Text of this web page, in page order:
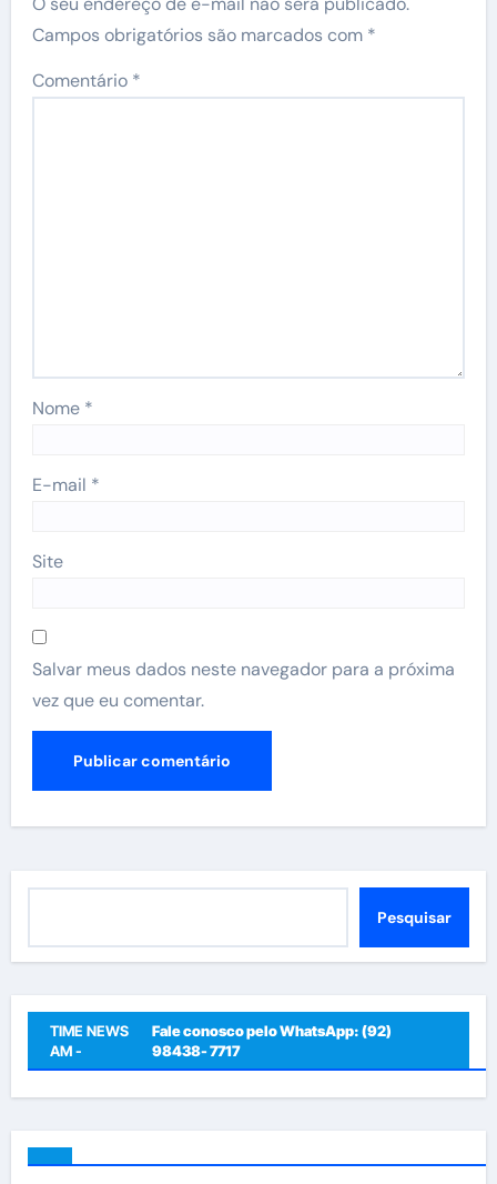
Campos obrigatórios são marcados com *
Comentário *
Nome *
E-mail *
Site
Salvar meus dados neste navegador para a próxima
vez que eu comentar.
Pesquisar
TIME NEWS
AM -
Fale conosco pelo WhatsApp: (92)
98438- 7717